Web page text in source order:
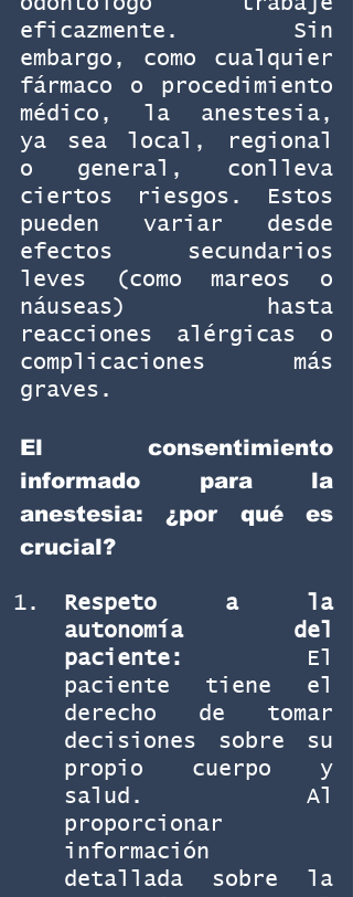
eficazmente. Sin
embargo, como cualquier
fármaco o procedimiento
médico, la anestesia,
ya sea local, regional
o general, conlleva
ciertos riesgos. Estos
pueden variar desde
efectos secundarios
leves (como mareos o
náuseas) hasta
reacciones alérgicas o
complicaciones más
graves.
El consentimiento
informado para la
anestesia: ¿por qué es
crucial?
Respeto a la
autonomía del
paciente:
El
paciente tiene el
derecho de tomar
decisiones sobre su
propio cuerpo y
salud. Al
proporcionar
información
detallada sobre la